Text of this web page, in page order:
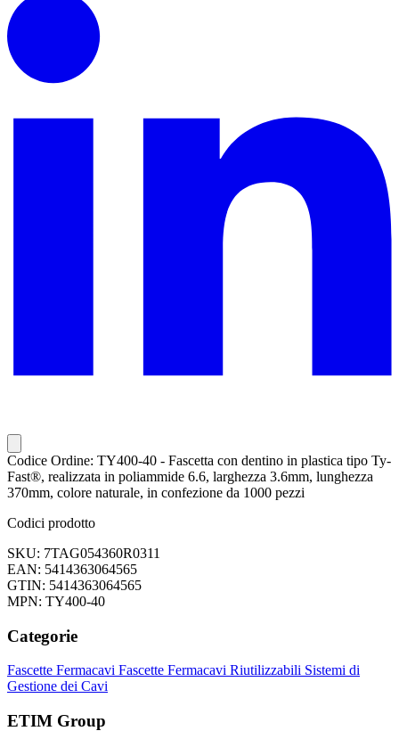
Codice Ordine: TY400-40 - Fascetta con dentino in plastica tipo Ty-
Fast®, realizzata in poliammide 6.6, larghezza 3.6mm, lunghezza
370mm, colore naturale, in confezione da 1000 pezzi
Codici prodotto
SKU: 7TAG054360R0311
EAN: 5414363064565
GTIN: 5414363064565
MPN: TY400-40
Categorie
Fascette Fermacavi Fascette Fermacavi Riutilizzabili Sistemi di
Gestione dei Cavi
ETIM Group